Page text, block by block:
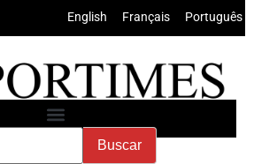
English Français Português